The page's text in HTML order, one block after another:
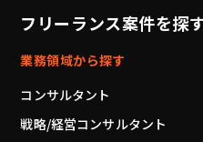
フリーランス案件を探
業務領域から探す
コンサルタント
戦略/経営コンサルタント